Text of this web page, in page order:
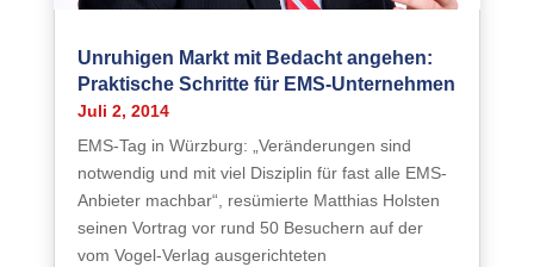
Unruhigen Markt mit Bedacht angehen:
Praktische Schritte für EMS-Unternehmen
Juli 2, 2014
EMS-Tag in Würzburg: „Veränderungen sind
notwendig und mit viel Disziplin für fast alle EMS-
Anbieter machbar“, resümierte Matthias Holsten
seinen Vortrag vor rund 50 Besuchern auf der
vom Vogel-Verlag ausgerichteten